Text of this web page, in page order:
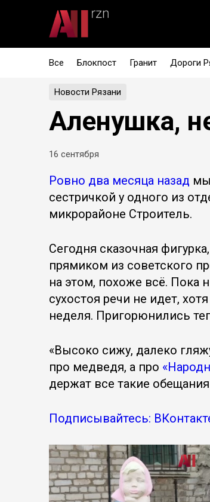
Все Блокпост Гранит Дороги
Новости Рязани
Аленушка,
16 сентября
Ровно два месяца назад
сестричкой у одного из
микрорайоне Строитель.
Сегодня сказочная
прямиком из советского
на этом, похоже всё. Пока
сухостоя речи не идет,
неделя. Пригорюнились
«Высоко сижу, далеко
про медведя, а про
держат все такие
Подписывайтесь: